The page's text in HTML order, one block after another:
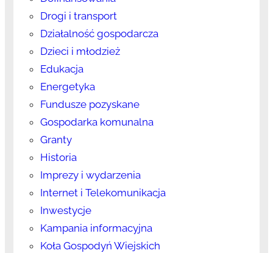
Drogi i transport
Działalność gospodarcza
Dzieci i młodzież
Edukacja
Energetyka
Fundusze pozyskane
Gospodarka komunalna
Granty
Historia
Imprezy i wydarzenia
Internet i Telekomunikacja
Inwestycje
Kampania informacyjna
Koła Gospodyń Wiejskich